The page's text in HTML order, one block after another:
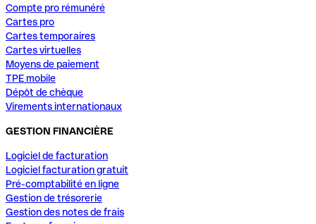
Compte pro rémunéré
Cartes pro
Cartes temporaires
Cartes virtuelles
Moyens de paiement
TPE mobile
Dépôt de chèque
Virements internationaux
GESTION FINANCIÈRE
Logiciel de facturation
Logiciel facturation gratuit
Pré-comptabilité en ligne
Gestion de trésorerie
Gestion des notes de frais